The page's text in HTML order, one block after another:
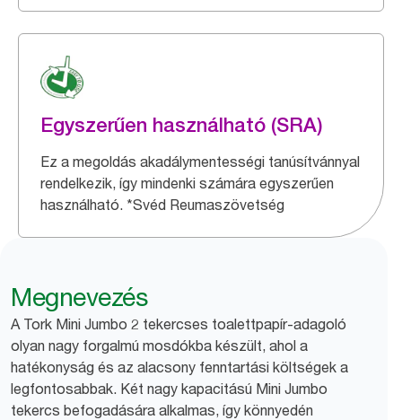
Egyszerűen használható (SRA)
Ez a megoldás akadálymentességi tanúsítvánnyal
rendelkezik, így mindenki számára egyszerűen
használható. *Svéd Reumaszövetség
Megnevezés
A Tork Mini Jumbo 2 tekercses toalettpapír-adagoló
olyan nagy forgalmú mosdókba készült, ahol a
hatékonyság és az alacsony fenntartási költségek a
legfontosabbak. Két nagy kapacitású Mini Jumbo
tekercs befogadására alkalmas, így könnyedén